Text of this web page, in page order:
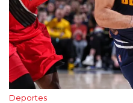
Deportes